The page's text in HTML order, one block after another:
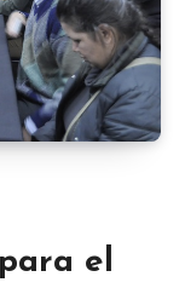
el